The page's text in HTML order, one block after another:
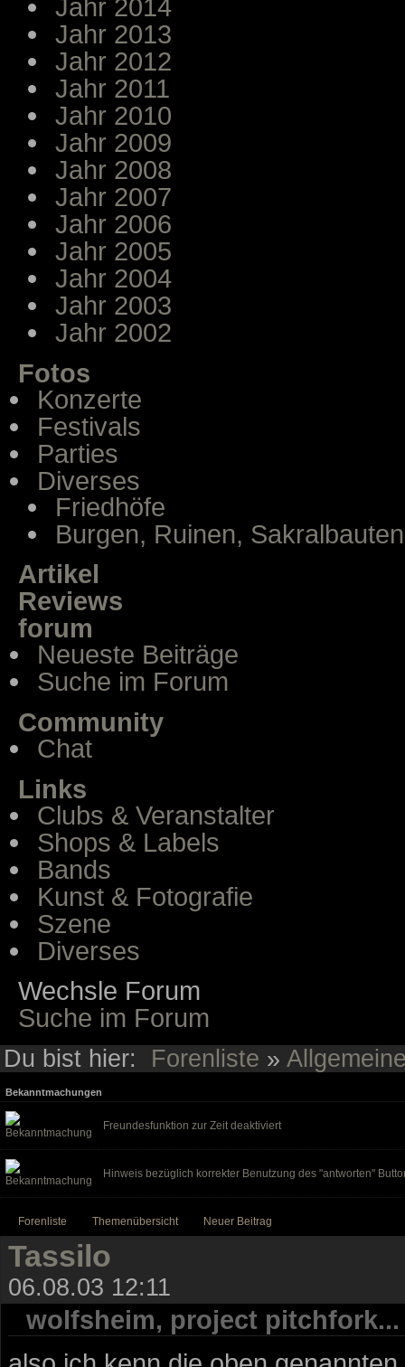
Jahr 2014
Jahr 2013
Jahr 2012
Jahr 2011
Jahr 2010
Jahr 2009
Jahr 2008
Jahr 2007
Jahr 2006
Jahr 2005
Jahr 2004
Jahr 2003
Jahr 2002
Fotos
Konzerte
Festivals
Parties
Diverses
Friedhöfe
Burgen, Ruinen, Sakralbauten
Artikel
Reviews
forum
Neueste Beiträge
Suche im Forum
Community
Chat
Links
Clubs & Veranstalter
Shops & Labels
Bands
Kunst & Fotografie
Szene
Diverses
Wechsle Forum
Suche im Forum
Du bist hier: Forenliste »
Bekanntmachungen
Freundesfunktion zur Zeit deaktiviert
Hinweis bezüglich korrekter Benutzung des "antworten"
Forenliste Themenübersicht Neuer Beitrag
Tassilo
06.08.03 12:11
wolfsheim, project pitchfork...